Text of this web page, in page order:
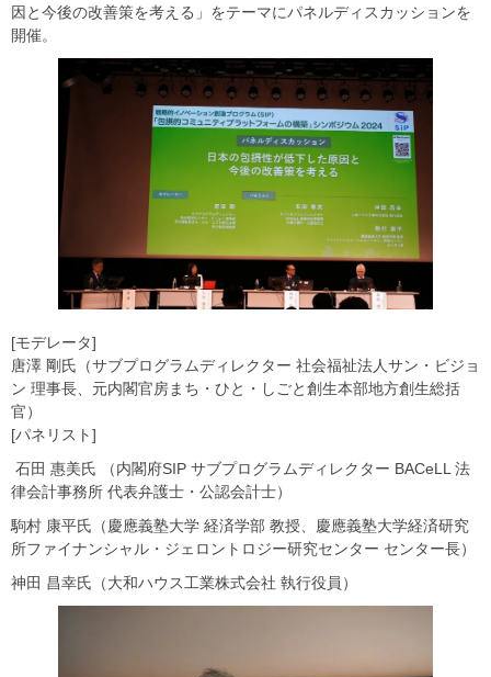
因と今後の改善策を考える」をテーマにパネルディスカッションを
開催。
[モデレータ]
唐澤 剛氏（サブプログラムディレクター 社会福祉法人サン・ビジョ
ン 理事長、元内閣官房まち・ひと・しごと創生本部地方創生総括
官）
[パネリスト]
石田 惠美氏 （内閣府SIP サブプログラムディレクター BACeLL 法
律会計事務所 代表弁護士・公認会計士）
駒村 康平氏（慶應義塾大学 経済学部 教授、慶應義塾大学経済研究
所ファイナンシャル・ジェロントロジー研究センター センター長）
神田 昌幸氏（大和ハウス工業株式会社 執行役員）